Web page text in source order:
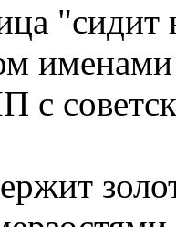
"сидит
с